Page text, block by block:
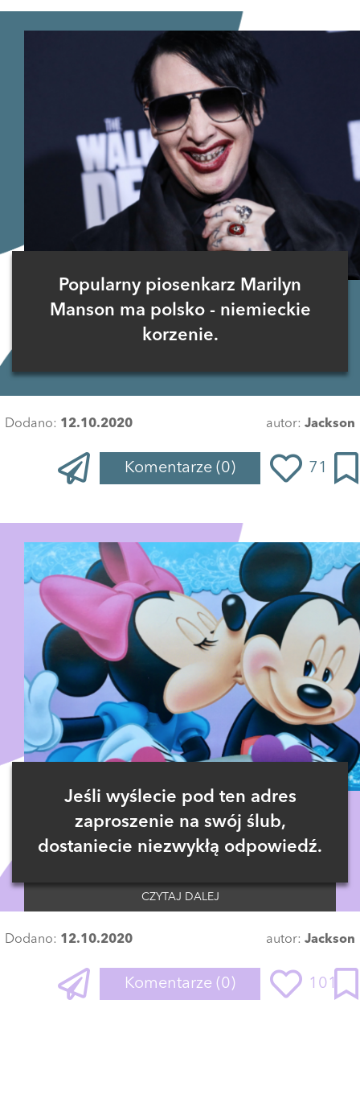
Popularny piosenkarz Marilyn
Manson ma polsko - niemieckie
korzenie.
Dodano: 12.10.2020 autor: Jackson
Komentarze (0) 71
Jeśli wyślecie pod ten adres
zaproszenie na swój ślub,
dostaniecie niezwykłą odpowiedź.
CZYTAJ DALEJ
Dodano: 12.10.2020 autor: Jackson
Komentarze (0) 101